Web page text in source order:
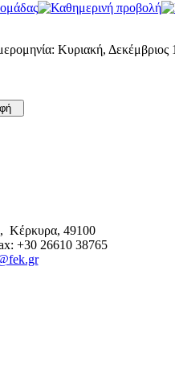
Κυριακή, Δεκέμβριος
Κέρκυρα, 49100
+30 26610 38765